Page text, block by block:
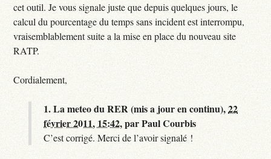
cet outil. Je vous signale juste que depuis quelques jours, le
calcul du pourcentage du temps sans incident est interrompu,
vraisemblablement suite a la mise en place du nouveau site
RATP.
Cordialement,
1.La meteo du RER (mis a jour en continu),22
février 2011, 15:42,parPaul Courbis
C’est corrigé. Merci de l’avoir signalé !